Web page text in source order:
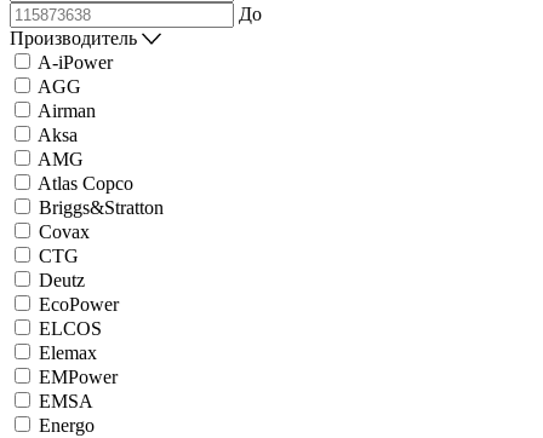
До
Производитель
A-iPower
AGG
Airman
Aksa
AMG
Atlas Copco
Briggs&Stratton
Covax
CTG
Deutz
EcoPower
ELCOS
Elemax
EMPower
EMSA
Energo